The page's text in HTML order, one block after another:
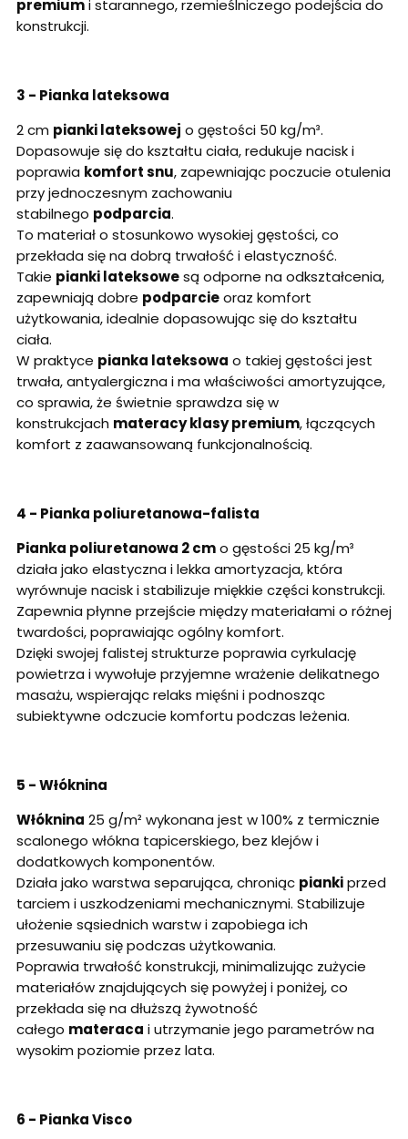
premiumi starannego, rzemieślniczego podejścia do
konstrukcji.
3 - Pianka lateksowa
2 cm pianki lateksowej o gęstości 50 kg/m³.
Dopasowuje się do kształtu ciała, redukuje nacisk i
poprawia komfort snu, zapewniając poczucie otulenia
przy jednoczesnym zachowaniu
stabilnego podparcia.
To materiał o stosunkowo wysokiej gęstości, co
przekłada się na dobrą trwałość i elastyczność.
Takie pianki lateksowesą odporne na odkształcenia,
zapewniają dobre podparcieoraz komfort
użytkowania, idealnie dopasowując się do kształtu
ciała.
W praktyce pianka lateksowa o takiej gęstości jest
trwała, antyalergiczna i ma właściwości amortyzujące,
co sprawia, że świetnie sprawdza się w
konstrukcjach materacy klasy premium, łączących
komfort z zaawansowaną funkcjonalnością.
4 - Pianka poliuretanowa-falista
Pianka poliuretanowa 2 cmo gęstości 25 kg/m³
działa jako elastyczna i lekka amortyzacja, która
wyrównuje nacisk i stabilizuje miękkie części konstrukcji.
Zapewnia płynne przejście między materiałami o różnej
twardości, poprawiając ogólny komfort.
Dzięki swojej falistej strukturze poprawia cyrkulację
powietrza i wywołuje przyjemne wrażenie delikatnego
masażu, wspierając relaks mięśni i podnosząc
subiektywne odczucie komfortu podczas leżenia.
5 - Włóknina
Włóknina 25 g/m² wykonana jest w 100% z termicznie
scalonego włókna tapicerskiego, bez klejów i
dodatkowych komponentów.
Działa jako warstwa separująca, chroniąc piankiprzed
tarciem i uszkodzeniami mechanicznymi. Stabilizuje
ułożenie sąsiednich warstw i zapobiega ich
przesuwaniu się podczas użytkowania.
Poprawia trwałość konstrukcji, minimalizując zużycie
materiałów znajdujących się powyżej i poniżej, co
przekłada się na dłuższą żywotność
całego materaca i utrzymanie jego parametrów na
wysokim poziomie przez lata.
6 - Pianka Visco